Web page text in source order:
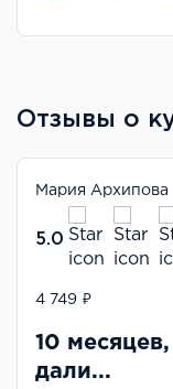
Отзывы о
Мария Архипова
5.0
Дизайнер
4 749 ₽
10
дали...